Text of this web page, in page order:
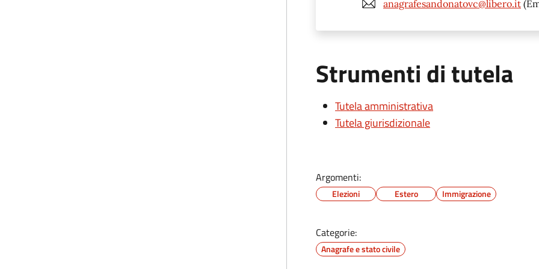
anagrafesandonatovc@libero.it
Strumenti di tutela
Tutela amministrativa
Tutela giurisdizionale
Argomenti:
Elezioni Estero Immigrazione
Categorie:
Anagrafe e stato civile